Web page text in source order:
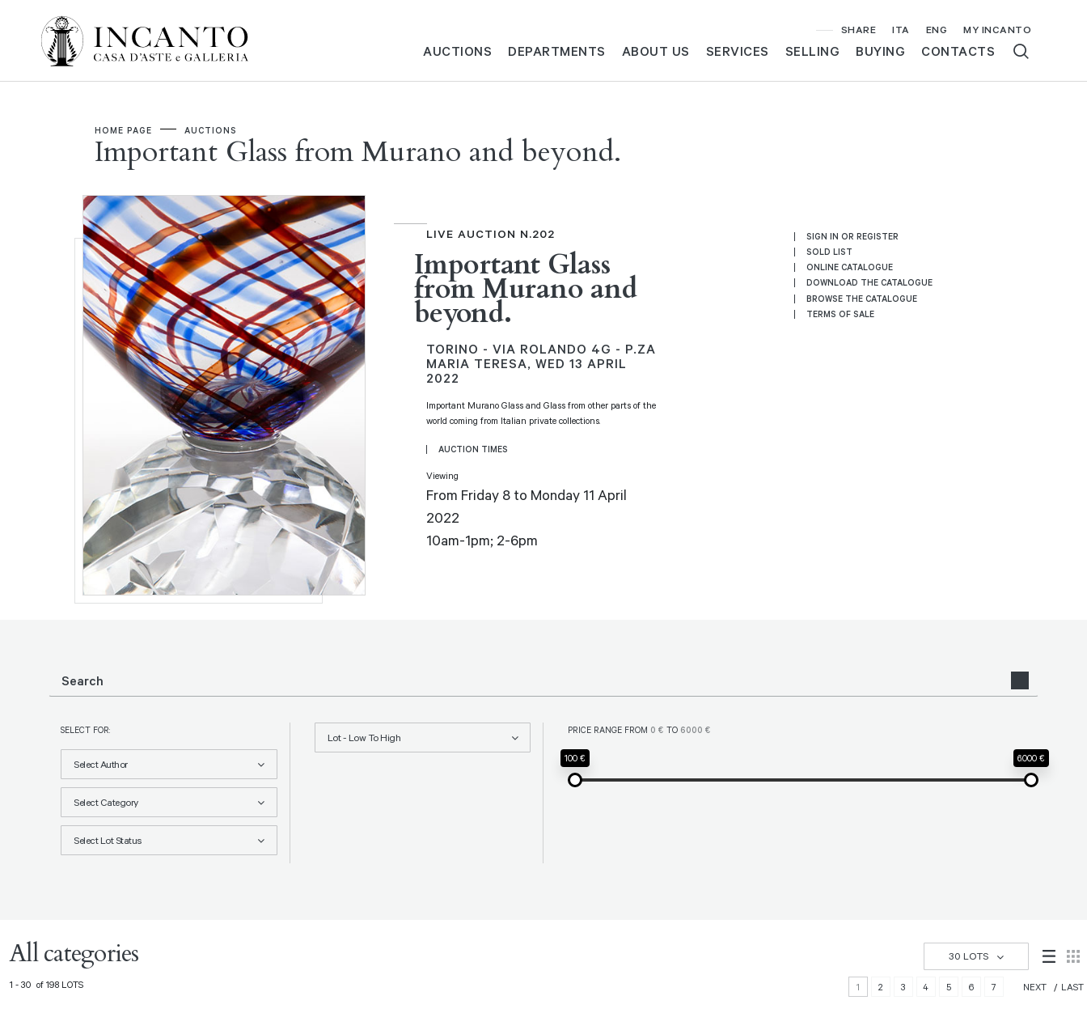
SHARE ITA ENG MY INCANTO
AUCTIONS DEPARTMENTS ABOUT US SERVICES SELLING BUYING CONTACTS
HOME PAGE AUCTIONS
Important Glass from Murano and beyond.
LIVE AUCTION N.202
Important Glass
from Murano and
beyond.
TORINO - VIA ROLANDO 4G - P.ZA
MARIA TERESA, WED 13 APRIL
2022
Important Murano Glass and Glass from other parts of the
world coming from Italian private collections.
AUCTION TIMES
Viewing
From Friday 8 to Monday 11 April
2022
10am-1pm; 2-6pm
SIGN IN OR REGISTER
SOLD LIST
ONLINE CATALOGUE
DOWNLOAD THE CATALOGUE
BROWSE THE CATALOGUE
TERMS OF SALE
SELECT FOR:
Select Author
Select Category
Select Lot Status
PRICE RANGE FROM 0 € TO 6000 €
100 € 6.000 €
Lot - Low To High
All categories 30 LOTS
1 - 30 of 198 LOTS 1 2 3 4 5 6 7 NEXT LAST